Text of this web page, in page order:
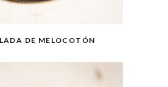
DE MELOCOTÓN